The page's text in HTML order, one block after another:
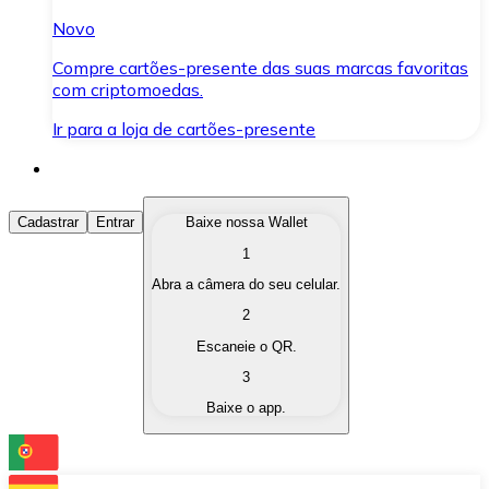
Novo
Compre cartões-presente das suas marcas favoritas
com criptomoedas.
Ir para a loja de cartões-presente
Comprar Criptomoedas
Compre as criptomoedas de seu interesse de forma
Converta suas criptomoedas em moeda fiduciária
Troque uma criptomoeda por outra
Cadastrar Entrar
Baixe nossa Wallet
1
Abra a câmera do seu celular.
2
Escaneie o QR.
3
Baixe o app.